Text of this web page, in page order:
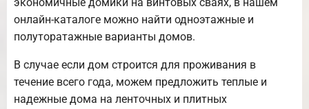
экономичные домики на винтовых сваях, в нашем
онлайн-каталоге можно найти одноэтажные и
полуторатажные варианты домов.
В случае если дом строится для проживания в
течение всего года, можем предложить теплые и
надежные дома на ленточных и плитных